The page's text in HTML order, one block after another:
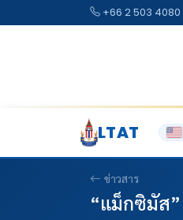
+66 2 503 4080
LTAT
ข่าวสาร
“แม็กซิมัส